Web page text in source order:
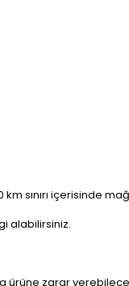
sınırı içerisinde
alabilirsiniz.
zarar